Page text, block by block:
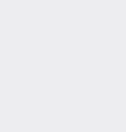
生
授